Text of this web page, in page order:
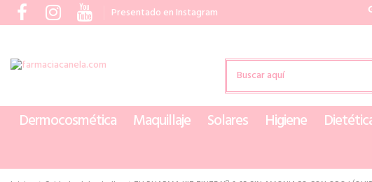
Presentado en Instagram
Dermocosmética Maquillaje Solares Higiene